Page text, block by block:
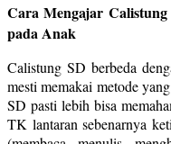
Cara Mengajar
pada Anak
Calistung SD berbeda
mesti memakai metode
SD pasti lebih bisa
TK lantaran sebenarnya